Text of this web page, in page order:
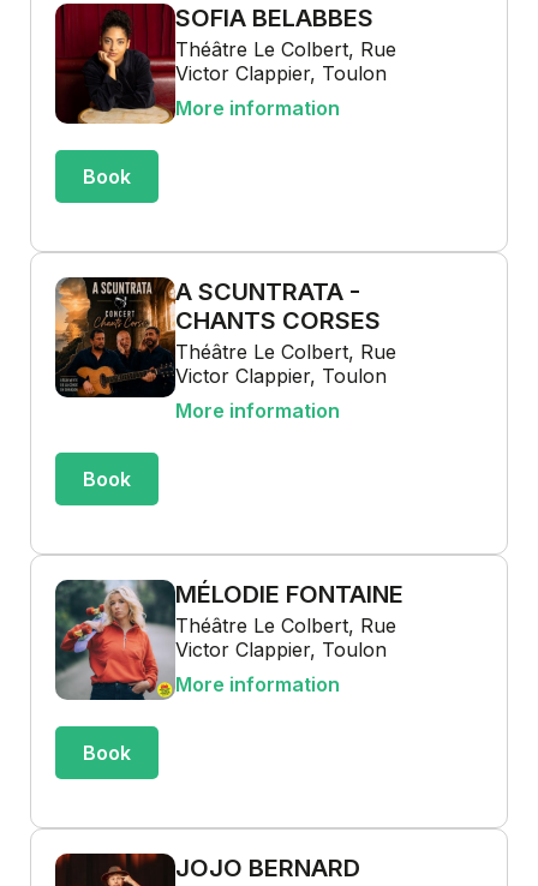
SOFIA BELABBES
Théâtre Le Colbert, Rue
Victor Clappier, Toulon
More information
Book
A SCUNTRATA -
CHANTS CORSES
Théâtre Le Colbert, Rue
Victor Clappier, Toulon
More information
Book
MÉLODIE FONTAINE
Théâtre Le Colbert, Rue
Victor Clappier, Toulon
More information
Book
JOJO BERNARD